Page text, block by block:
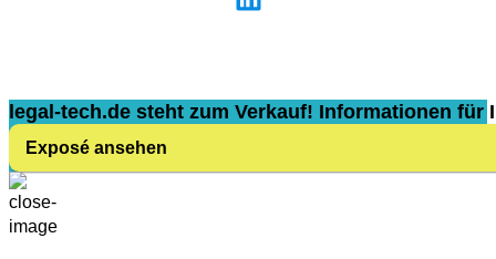
legal-tech.de steht zum Verkauf! Informationen für
Exposé ansehen